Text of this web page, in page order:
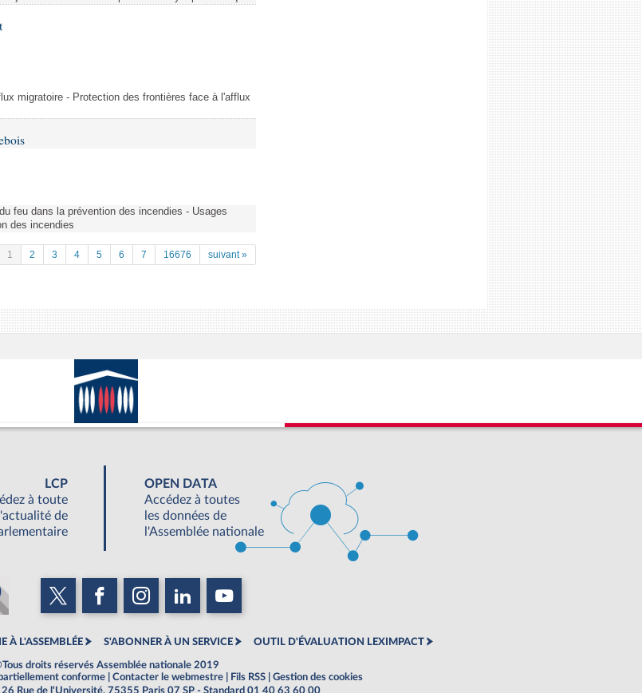
migratoire - Protection des frontières face à l'afflux
feu dans la prévention des incendies - Usages
des incendies
1 2 3 4 5 6 7 16676 suivant »
LCP
à toute
l'actualité de
OPEN DATA
Accédez à toutes
les données de
l'Assemblée nationale
À L'ASSEMBLÉE S'ABONNER À UN SERVICE OUTIL D'ÉVALUATION LEXIMPACT
droits réservés Assemblée nationale 2019
conforme Contacter le webmestre Fils RSS
Gestion des cookies
Rue de l'Université, 75355 Paris 07 SP - Standard 01 40 63 60 00